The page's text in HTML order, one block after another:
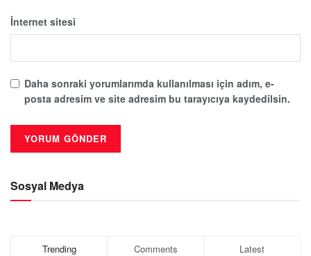
İnternet sitesi
Daha sonraki yorumlarımda kullanılması için adım, e-
posta adresim ve site adresim bu tarayıcıya kaydedilsin.
Sosyal Medya
Trending Comments Latest